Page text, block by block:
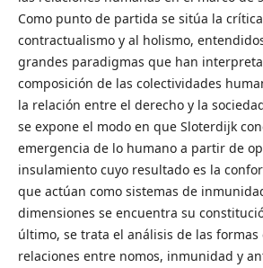
Como punto de partida se sitúa la
contractualismo y al holismo,
grandes paradigmas que han
composición de las colectividades
la relación entre el derecho y la
se expone el modo en que Sloterdijk
emergencia de lo humano a partir de
insulamiento cuyo resultado es la
que actúan como sistemas de
dimensiones se encuentra su
último, se trata el análisis de las formas
relaciones entre nomos, inmunidad y